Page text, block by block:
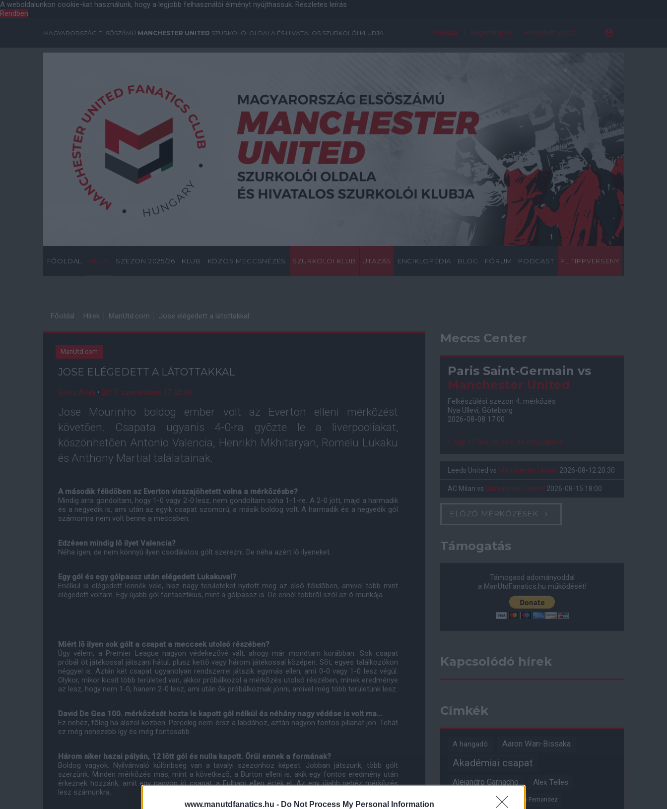
www.manutdfanatics.hu - Do Not Process My Personal Information
A weboldalunkon cookie-kat használunk, hogy a legjobb felhasználói élményt nyújthassuk. Részletes leírás
Rendben
MAGYARORSZÁG ELSŐSZÁMÚ MANCHESTER UNITED SZURKOLÓI OLDALA ÉS HIVATALOS SZURKOLÓI KLUBJA Főoldal Regisztráció Elfelejtett jelszó
FŐOLDAL HÍREK SZEZON 2025/26 KLUB KÖZÖS MECCSNÉZÉS SZURKOLÓI KLUB UTAZÁS ENCIKLOPÉDIA BLOG FÓRUM PODCAST PL TIPPVERSENY
Főoldal Hírek ManUtd.com Jose elégedett a látottakkal
ManUtd.com
JOSE ELÉGEDETT A LÁTOTTAKKAL
Balog Attila • 2017. szeptember. 17. 20:08
Jose Mourinho boldog ember volt az Everton elleni mérkõzést
követõen. Csapata ugyanis 4-0-ra gyõzte le a liverpooliakat,
köszönhetõen Antonio Valencia, Henrikh Mkhitaryan, Romelu Lukaku
és Anthony Martial találatainak.
A második félidõben az Everton visszajöhetett volna a mérkõzésbe?
Mindig arra gondoltam, hogy 1-0 vagy 2-0 lesz, nem gondoltam soha 1-1-re. A 2-0 jött, majd a harmadik
és a negyedik is, ami után az egyik csapat szomorú, a másik boldog volt. A harmadik és a negyedik gól
számomra nem volt benne a meccsben.
Edzésen mindig lõ ilyet Valencia?
Néha igen, de nem könnyû ilyen csodálatos gólt szerezni. De néha azért lõ ilyeneket.
Egy gól és egy gólpassz után elégedett Lukakuval?
Enélkül is elégedett lennék vele, hisz nagy területeket nyitott meg az elsõ félidõben, amivel több mint
elégedett voltam. Egy újabb gól fantasztikus, mint a gólpassz is. De ennél többrõl szól az õ munkája.
Miért lõ ilyen sok gólt a csapat a meccsek utolsó részében?
Úgy vélem, a Premier League nagyon védekezõvé vált, ahogy már mondtam korábban. Sok csapat
próbál öt játékossal játszani hátul, plusz kettõ vagy három játékossal középen. Sõt, egyes találkozókon
néggyel is. Aztán két csapat ugyanolyan rendszerrel játszik egymás ellen, ami 0-0 vagy 1-0 lesz végül.
Olykor, mikor kicsit több területed van, akkor próbálkozol a mérkõzés utolsó részében, minek eredménye
az lesz, hogy nem 1-0, hanem 2-0 lesz, ami után õk próbálkoznak jönni, amivel még több területünk lesz.
David De Gea 100. mérkõzését hozta le kapott gól nélkül és néhány nagy védése is volt ma...
Ez nehéz, fõleg ha alszol közben. Percekig nem érsz a labdához, aztán nagyon fontos pillanat jön. Tehát
ez még nehezebb így és még fontosabb.
Három siker hazai pályán, 12 lõtt gól és nulla kapott. Örül ennek a formának?
Boldog vagyok. Nyilvánvaló különbség van a tavalyi szezonhoz képest. Jobban játszunk, több gólt
szerzünk. Minden mérkõzés más, mint a következõ, a Burton elleni is, akik egy fontos eredmény után
érkeznek hozzánk, amit egy nagyon jó csapat, a Fulham ellen érték el. Az egy újabb nehéz mérkõzés
lesz számunkra.
Meccs Center
Paris Saint-Germain vs
Manchester United
Felkészülési szezon 4. mérkőzés
Nya Ullevi, Göteborg
2026-08-08 17:00
1 nap 17 óra 38 perc 43 másodperc
Leeds United vs Manchester United 2026-08-12 20:30
AC Milan vs Manchester United 2026-08-15 18:00
ELŐZŐ MÉRKŐZÉSEK
Támogatás
Támogasd adományoddal
a ManUtdFanatics.hu működését!
Kapcsolódó hírek
Címkék
A hangadó Aaron Wan-Bissaka
Akadémiai csapat
Alejandro Garnacho Alex Telles
Alvaro Fernandez